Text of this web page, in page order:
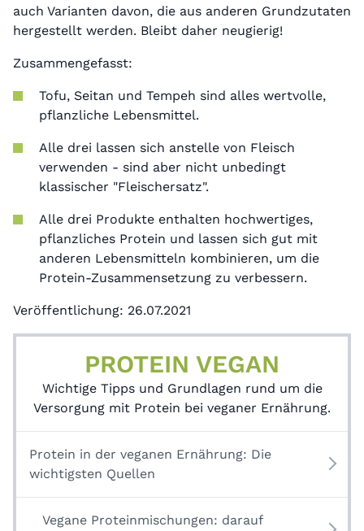
auch Varianten davon, die aus anderen Grundzutaten
hergestellt werden. Bleibt daher neugierig!
Zusammengefasst:
Tofu, Seitan und Tempeh sind alles wertvolle,
pflanzliche Lebensmittel.
Alle drei lassen sich anstelle von Fleisch
verwenden - sind aber nicht unbedingt
klassischer "Fleischersatz".
Alle drei Produkte enthalten hochwertiges,
pflanzliches Protein und lassen sich gut mit
anderen Lebensmitteln kombinieren, um die
Protein-Zusammensetzung zu verbessern.
Veröffentlichung: 26.07.2021
PROTEIN VEGAN
Wichtige Tipps und Grundlagen rund um die
Versorgung mit Protein bei veganer Ernährung.
Protein in der veganen Ernährung: Die
wichtigsten Quellen
Vegane Proteinmischungen: darauf